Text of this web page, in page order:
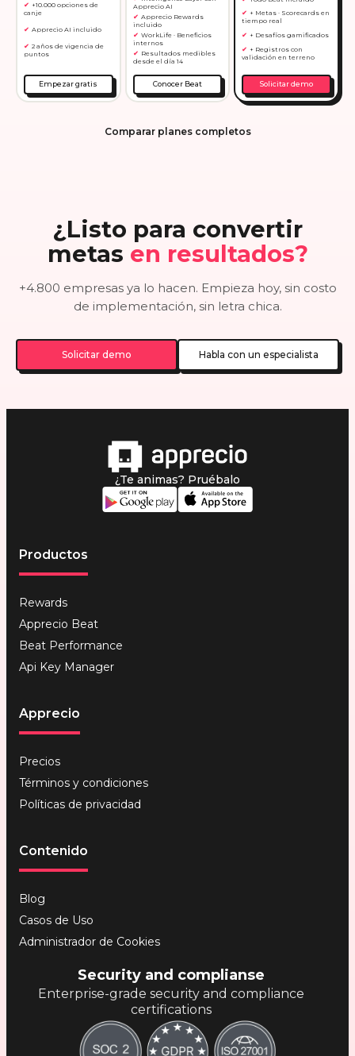
+10.000 opciones de
canje
Apprecio AI incluido
2 años de vigencia de
puntos
Empezar gratis
Apprecio AI
Apprecio Rewards
incluido
WorkLife · Beneficios
internos
Resultados medibles
desde el día 14
Conocer Beat
+ Metas · Scorecards en
tiempo real
+ Desafíos gamificados
+ Registros con
validación en terreno
Solicitar demo
Comparar planes completos
¿Listo para convertir
metas en resultados?
+4.800 empresas ya lo hacen. Empieza hoy, sin costo
de implementación, sin letra chica.
Solicitar demo Habla con un especialista
¿Te animas? Pruébalo
Productos
Rewards
Apprecio Beat
Beat Performance
Api Key Manager
Apprecio
Precios
Términos y condiciones
Políticas de privacidad
Contenido
Blog
Casos de Uso
Administrador de Cookies
Security and complianse
Enterprise-grade security and compliance
certifications